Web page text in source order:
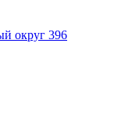
округ 396